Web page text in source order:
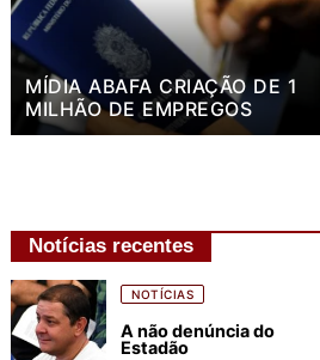
MÍDIA ABAFA CRIAÇÃO DE 1
MILHÃO DE EMPREGOS
Notícias recentes
NOTÍCIAS
A não denúncia do
Estadão